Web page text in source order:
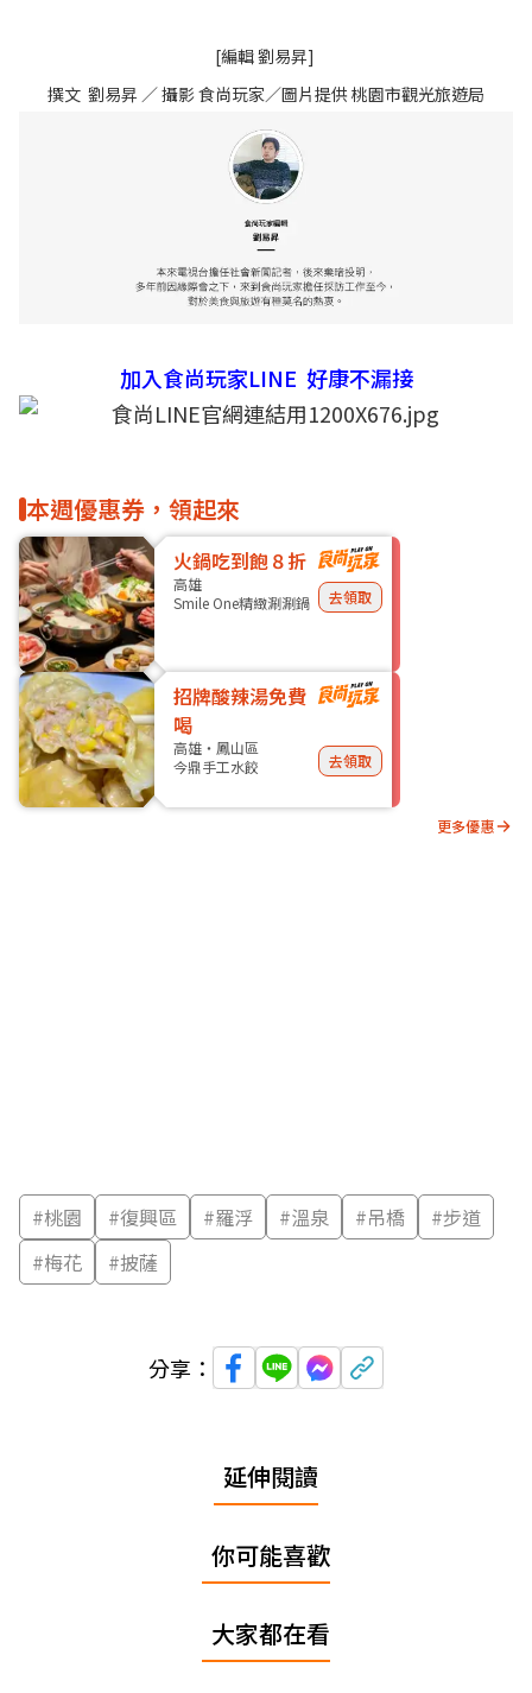
[編輯 劉易昇]
撰文 劉易昇 ／ 攝影 食尚玩家／圖片提供 桃園市觀光旅遊局
加入食尚玩家LINE 好康不漏接
本週優惠券，領起來
火鍋吃到飽８折
高雄
Smile One精緻涮涮鍋
去領取
招牌酸辣湯免費
喝
高雄・鳳山區
今鼎手工水餃
去領取
更多優惠
#桃園 #復興區 #羅浮 #溫泉 #吊橋 #步道
#梅花 #披薩
分享：
延伸閱讀
你可能喜歡
大家都在看